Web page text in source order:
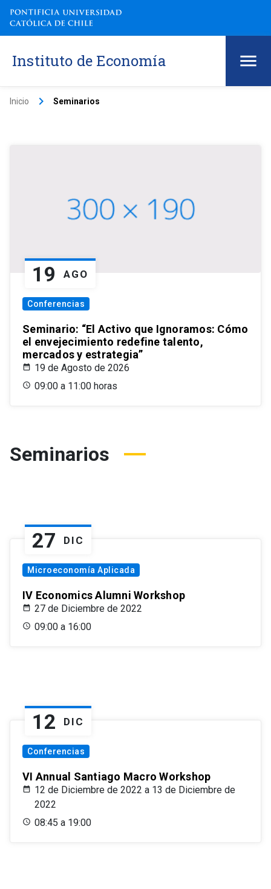
Instituto de Economía
Inicio keyboard_arrow_right Seminarios
19 AGO
Conferencias
Seminario: “El Activo que Ignoramos: Cómo
el envejecimiento redefine talento,
mercados y estrategia”
19 de Agosto de 2026
09:00 a 11:00 horas
Seminarios
27 DIC
Microeconomía Aplicada
IV Economics Alumni Workshop
27 de Diciembre de 2022
09:00 a 16:00
12 DIC
Conferencias
VI Annual Santiago Macro Workshop
12 de Diciembre de 2022 a 13 de Diciembre de
2022
08:45 a 19:00